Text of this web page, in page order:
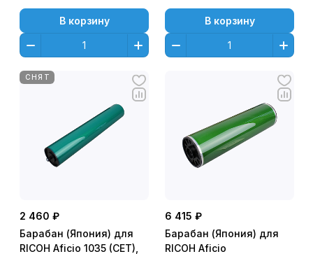
В корзину В корзину
СНЯТ
2 460 ₽
Барабан (Япония) для
RICOH Aficio 1035 (CET),
6 415 ₽
Барабан (Япония) для
RICOH Aficio